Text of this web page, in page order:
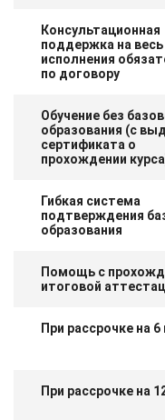
Консультационная
поддержка на
исполнения
по договору
Обучение без
образования (с
сертификата о
прохождении
Гибкая система
подтверждения
образования
Помощь с
итоговой
При рассрочке на
При рассрочке на